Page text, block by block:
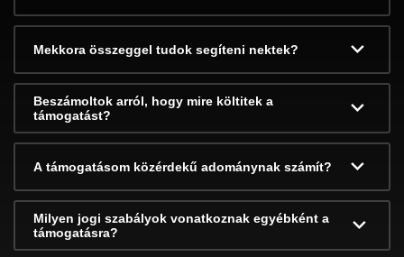
Mekkora összeggel tudok segíteni nektek?
Beszámoltok arról, hogy mire költitek a
támogatást?
A támogatásom közérdekű adománynak számít?
Milyen jogi szabályok vonatkoznak egyébként a
támogatásra?